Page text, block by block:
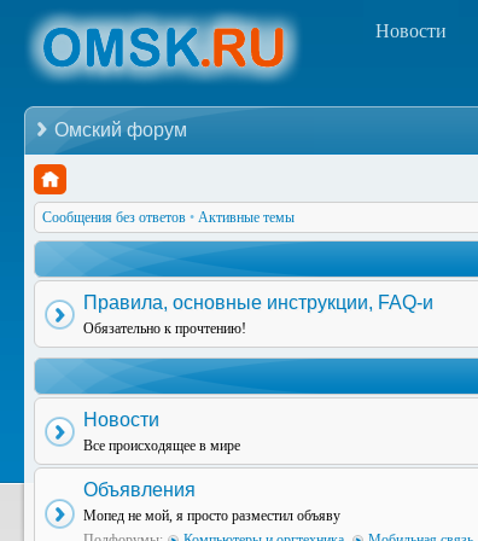
Новости
Омский форум
Сообщения без ответов • Активные темы
Правила, основные инструкции, FAQ-и
Обязательно к прочтению!
Новости
Все происходящее в мире
Объявления
Мопед не мой, я просто разместил объяву